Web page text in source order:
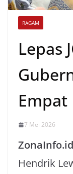
RAGAM
Lepas
Empat
7 Mei 2026
Hendrik